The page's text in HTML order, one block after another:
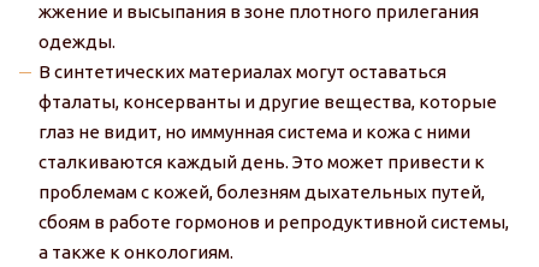
жжение и высыпания в зоне плотного прилегания
одежды.
В синтетических материалах могут оставаться
фталаты, консерванты и другие вещества, которые
глаз не видит, но иммунная система и кожа с ними
сталкиваются каждый день. Это может привести к
проблемам с кожей, болезням дыхательных путей,
сбоям в работе гормонов и репродуктивной системы,
а также к онкологиям.